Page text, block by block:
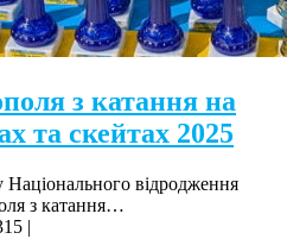
з катання на
та скейтах 2025
Національного відродження
з катання…
|